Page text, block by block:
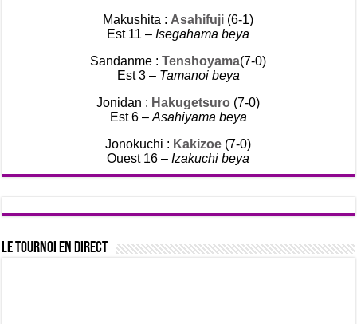
Makushita : Asahifuji (6-1)
Est 11 –Isegahama beya
Sandanme :Tenshoyama(7-0)
Est 3 – Tamanoi beya
Jonidan : Hakugetsuro (7-0)
Est 6 – Asahiyama beya
Jonokuchi : Kakizoe (7-0)
Ouest 16 –Izakuchi beya
Le tournoi en direct